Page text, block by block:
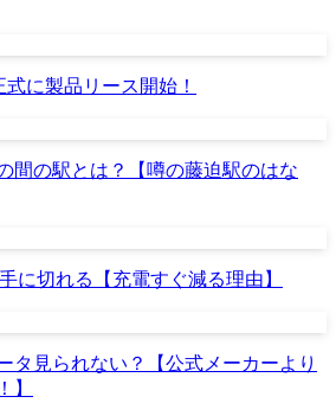
に製品リース開始！
間の駅とは？【噂の藤迫駅のはな
に切れる【充電すぐ減る理由】
タ見られない？【公式メーカーより
】